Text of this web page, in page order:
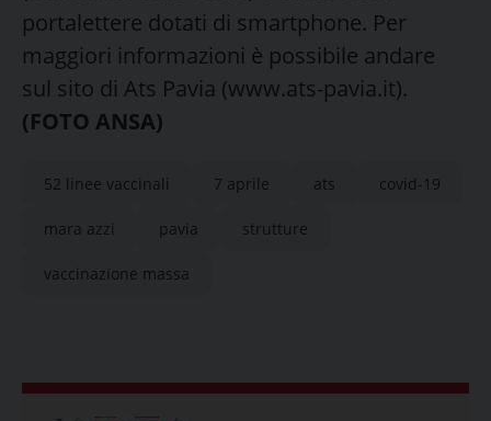
portalettere dotati di smartphone. Per
maggiori informazioni è possibile andare
sul sito di Ats Pavia (www.ats-pavia.it).
(FOTO ANSA)
52 linee vaccinali 7 aprile ats covid-19
mara azzi pavia strutture
vaccinazione massa